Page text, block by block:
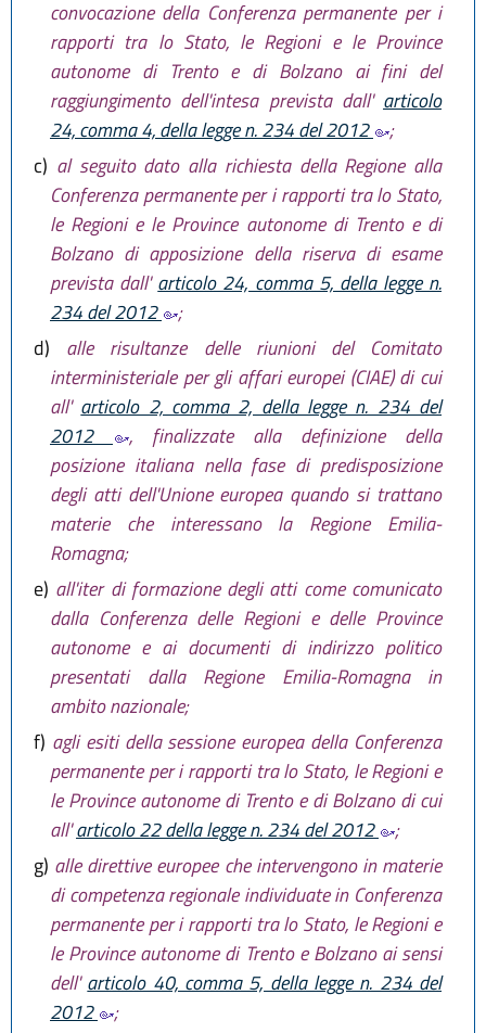
convocazione della Conferenza permanente per i
rapporti tra lo Stato, le Regioni e le Province
autonome di Trento e di Bolzano ai fini del
raggiungimento dell'intesa prevista dall' articolo
24, comma 4, della legge n. 234 del 2012
;
c) al seguito dato alla richiesta della Regione alla
Conferenza permanente per i rapporti tra lo Stato,
le Regioni e le Province autonome di Trento e di
Bolzano di apposizione della riserva di esame
prevista dall'articolo 24, comma 5, della legge n.
234 del 2012
;
d)
alle risultanze delle riunioni del Comitato
interministeriale per gli affari europei (CIAE) di cui
all' articolo 2, comma 2, della legge n. 234 del
2012
, finalizzate alla definizione della
posizione italiana nella fase di predisposizione
degli atti dell'Unione europea quando si trattano
materie che interessano la Regione Emilia-
Romagna;
e) all'iter di formazione degli atti come comunicato
dalla Conferenza delle Regioni e delle Province
autonome e ai documenti di indirizzo politico
presentati dalla Regione Emilia-Romagna in
ambito nazionale;
f) agli esiti della sessione europea della Conferenza
permanente per i rapporti tra lo Stato, le Regioni e
le Province autonome di Trento e di Bolzano di cui
all'articolo 22 della legge n. 234 del 2012
;
g) alle direttive europee che intervengono in materie
di competenza regionale individuate in Conferenza
permanente per i rapporti tra lo Stato, le Regioni e
le Province autonome di Trento e Bolzano ai sensi
dell'articolo 40, comma 5, della legge n. 234 del
2012
;